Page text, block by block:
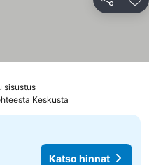
Jaa
sisustus
Keskusta
Katso hinnat